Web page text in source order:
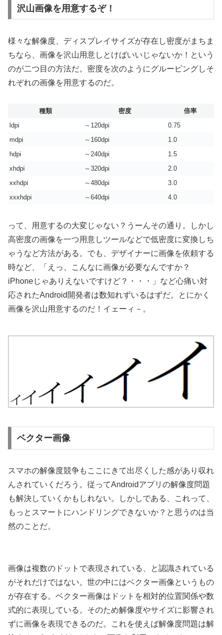
沢山画像を用意するぞ！
様々な解像度、ディスプレイサイズが存在し密度がまちま
ちなら、画像を沢山用意しとけばいいじゃないか！という
のが二つ目の方法だ。密度を次のようにグルーピングしそ
れぞれの画像を用意するのだ。
種類 密度
倍率
ldpi
～120dpi
0.75
mdpi
～160dpi
1.0
hdpi
～240dpi
1.5
xhdpi
～320dpi
2.0
xxhdpi
～480dpi
3.0
xxxhdpi
～640dpi 4.0
って、用意するの大変じゃない？うーんその通り。しかし
高密度の画像を一つ用意しツールなどで低密度に変換しち
ゃうなど方法がある。でも、デザイナーに画像を依頼する
時など、「えっ、こんなに画像が必要なんですか？
iPhoneじゃありえないですけど？・・・」など心痛い対
応されたAndroid開発者は数知れずいるはずだ。とにかく
画像を沢山用意するのだ！イェーィ－。
ベクター画像
スマホの解像度競争もここにきて出尽くした感があり収れ
んされていくだろう。従ってAndroidアプリの解像度問題
も解決していくかもしれない。しかしである、これって、
もっとスマートにハンドリングできないか？と思うのは当
然のことだ。
画像は複数のドットで表現されている、と認識されている
がそれだけではない。世の中にはベクター画像というもの
が存在する。ベクター画像はドットを相対的位置関係や数
式的に表現している。そのため解像度やサイズに影響され
ずに画像を表現できるのだ。これを使えば解像度問題は解